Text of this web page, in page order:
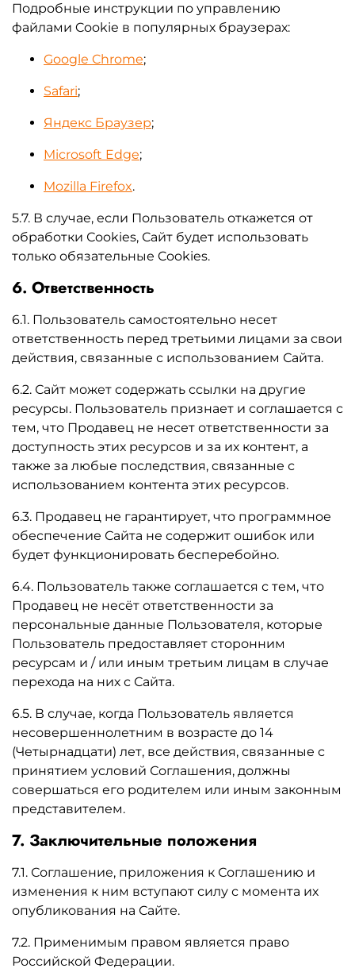
Подробные инструкции по управлению
файлами Cookie в популярных браузерах:
Google Chrome;
Safari;
Яндекс Браузер;
Microsoft Edge;
Mozilla Firefox.
5.7. В случае, если Пользователь откажется от
обработки Сookies, Сайт будет использовать
только обязательные Cookies.
6. Ответственность
6.1. Пользователь самостоятельно несет
ответственность перед третьими лицами за свои
действия, связанные с использованием Сайта.
6.2. Сайт может содержать ссылки на другие
ресурсы. Пользователь признает и соглашается с
тем, что Продавец не несет ответственности за
доступность этих ресурсов и за их контент, а
также за любые последствия, связанные с
использованием контента этих ресурсов.
6.3. Продавец не гарантирует, что программное
обеспечение Сайта не содержит ошибок или
будет функционировать бесперебойно.
6.4. Пользователь также соглашается с тем, что
Продавец не несёт ответственности за
персональные данные Пользователя, которые
Пользователь предоставляет сторонним
ресурсам и / или иным третьим лицам в случае
перехода на них с Сайта.
6.5. В случае, когда Пользователь является
несовершеннолетним в возрасте до 14
(Четырнадцати) лет, все действия, связанные с
принятием условий Соглашения, должны
совершаться его родителем или иным законным
представителем.
7. Заключительные положения
7.1. Соглашение, приложения к Соглашению и
изменения к ним вступают силу с момента их
опубликования на Сайте.
7.2. Применимым правом является право
Российской Федерации.